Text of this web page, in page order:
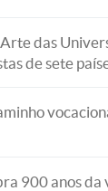
das
de sete
900 anos da